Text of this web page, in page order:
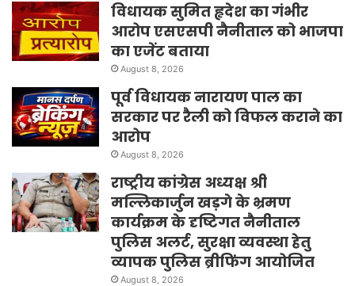
विधायक सुमित हृदेश का गंभीर
आरोप एसएसपी नैनीताल को भाजपा
का एजेंट बताया
August 8, 2026
पूर्व विधायक नारायण पाल का
सरकार पर रैली को विफल कराने का
आरोप
August 8, 2026
राष्ट्रीय कांग्रेस अध्यक्ष श्री
मल्लिकार्जुन खड़गे के भ्रमण
कार्यक्रम के दृष्टिगत नैनीताल
पुलिस अलर्ट, सुरक्षा व्यवस्था हेतु
व्यापक पुलिस ब्रीफिंग आयोजित
August 8, 2026